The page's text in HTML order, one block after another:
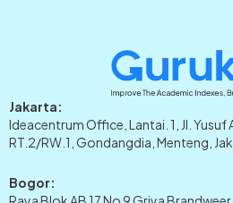
Jakarta:
Ideacentrum Office, Lantai. 1, Jl.
RT.2/RW.1, Gondangdia, Menteng,
Bogor: